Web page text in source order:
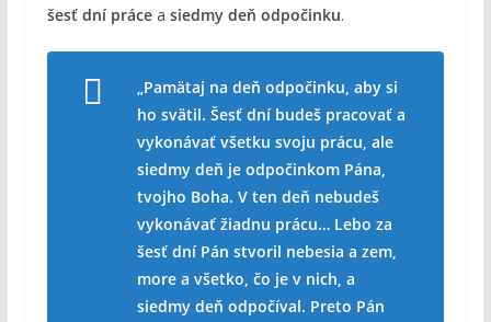
šesť dní prácea siedmy deň odpočinku.
„Pamätaj na deň odpočinku, aby si
ho svätil. Šesť dní budeš pracovať a
vykonávať všetku svoju prácu, ale
siedmy deň je odpočinkom Pána,
tvojho Boha. V ten deň nebudeš
vykonávať žiadnu prácu… Lebo za
šesť dní Pán stvoril nebesia a zem,
more a všetko, čo je v nich, a
siedmy deň odpočíval. Preto Pán